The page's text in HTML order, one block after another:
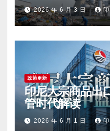
2026 年 6 月 3 日
政策更新
印尼大宗商品出
管时代解读
2026 年 6 月 1 日